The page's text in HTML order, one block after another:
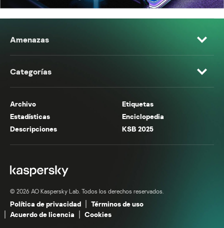
Amenazas
Categorías
Archivo
Etiquetas
Estadísticas
Enciclopedia
Descripciones
KSB 2025
© 2026 AO Kaspersky Lab. Todos los derechos reservados.
Política de privacidad
Términos de uso
Acuerdo de licencia
Cookies